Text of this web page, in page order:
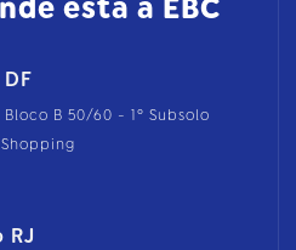
está a EBC
B 50/60 - 1º Subsolo
RJ